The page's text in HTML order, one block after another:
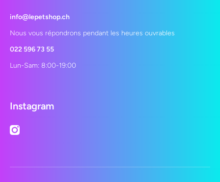
info@lepetshop.ch
Nous vous répondrons pendant les heures ouvrables
022 596 73 55
Lun-Sam: 8:00-19:00
Instagram
instagramcom/lepetshopch/